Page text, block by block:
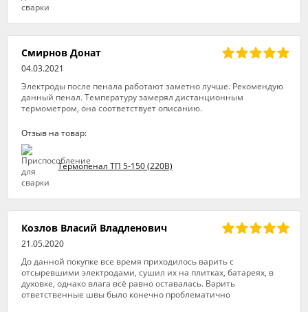
Смирнов Донат
04.03.2021
Электроды после пенала работают заметно лучше. Рекомендую
данный пенал. Температуру замерял дистанционным
термометром, она соответствует описанию.
Отзыв на товар:
Термопенал ТП 5-150 (220В)
Козлов Власий Владленович
21.05.2020
До данной покупке все время приходилось варить с
отсыревшими электродами, сушил их на плитках, батареях, в
духовке, однако влага всё равно оставалась. Варить
ответственные швы было конечно проблематично